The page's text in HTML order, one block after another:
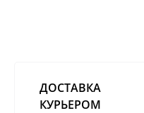
ДОСТАВКА
КУРЬЕРОМ